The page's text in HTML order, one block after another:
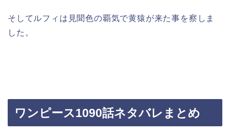
そしてルフィは見聞色の覇気で黄猿が来た事を察しま
した。
ワンピース1090話ネタバレまとめ